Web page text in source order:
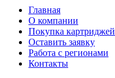
Главная
О компании
Покупка картриджей
Оставить заявку
Работа с регионами
Контакты